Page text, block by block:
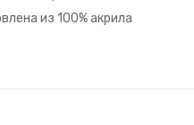
из 100% акрила